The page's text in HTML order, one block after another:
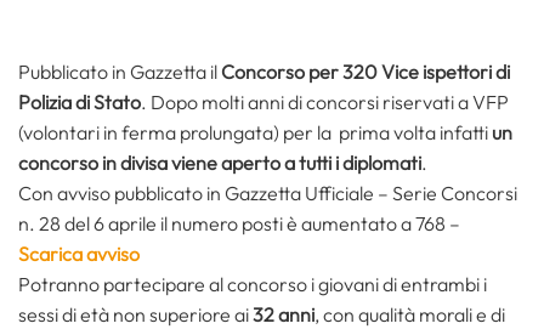
Pubblicato in Gazzetta il Concorso per 320 Vice ispettori di
Polizia di Stato. Dopo molti anni di concorsi riservati a VFP
(volontari in ferma prolungata) per la prima volta infatti un
concorso in divisa viene aperto a tutti i diplomati.
Con avviso pubblicato in Gazzetta Ufficiale – Serie Concorsi
n. 28 del 6 aprile il numero posti è aumentato a 768 –
Scarica avviso
Potranno partecipare al concorso i giovani di entrambi i
sessi di età non superiore ai32 anni, con qualità morali e di